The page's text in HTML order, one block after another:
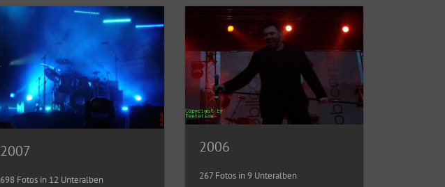
2007
698 Fotos in 12 Unteralben
2006
267 Fotos in 9 Unteralben